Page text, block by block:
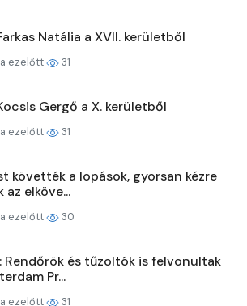
Natália a XVII. kerületből
ezelőtt 31
Gergő a X. kerületből
ezelőtt 31
követték a lopások, gyorsan kézre
az elköve...
ezelőtt 30
Rendőrök és tűzoltók is felvonultak
Pr...
ezelőtt 31